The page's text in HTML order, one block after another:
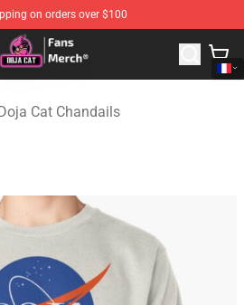
on orders over $100
Doja Cat Merchandise Shop
Cat Chandails